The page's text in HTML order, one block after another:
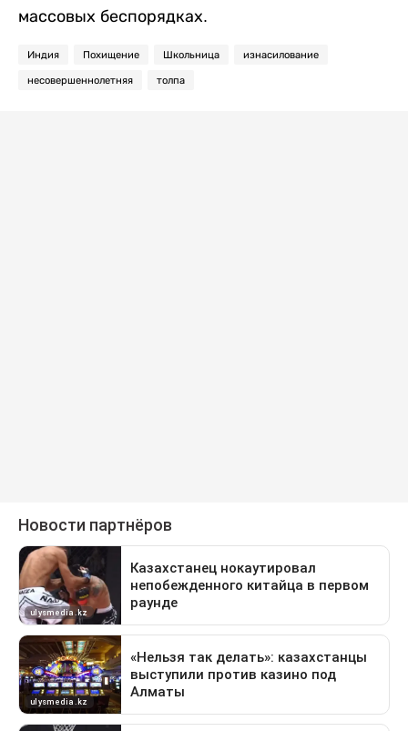
массовых беспорядках.
Индия Похищение Школьница изнасилование
несовершеннолетняя толпа